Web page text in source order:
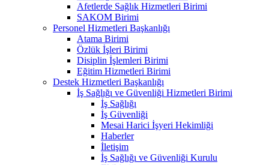
Afetlerde Sağlık Hizmetleri Birimi
SAKOM Birimi
Personel Hizmetleri Başkanlığı
Atama Birimi
Özlük İşleri Birimi
Disiplin İşlemleri Birimi
Eğitim Hizmetleri Birimi
Destek Hizmetleri Başkanlığı
İş Sağlığı ve Güvenliği Hizmetleri Birimi
İş Sağlığı
İş Güvenliği
Mesai Harici İşyeri Hekimliği
Haberler
İletişim
İş Sağlığı ve Güvenliği Kurulu